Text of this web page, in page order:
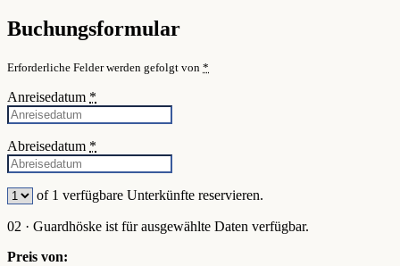
Buchungsformular
Erforderliche Felder werden gefolgt von *
Anreisedatum *
Abreisedatum *
of 1 verfügbare Unterkünfte reservieren.
02 · Guardhöske ist für ausgewählte Daten verfügbar.
Preis von: